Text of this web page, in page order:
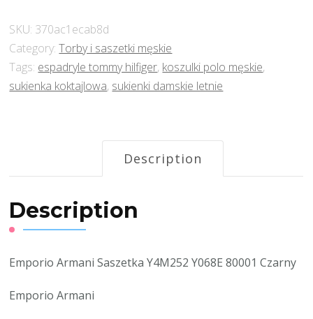
SKU: 370ac1ecab8d
Category:Torby i saszetki męskie
Tags: espadryle tommy hilfiger, koszulki polo męskie,
sukienka koktajlowa, sukienki damskie letnie
Description
Description
Emporio Armani Saszetka Y4M252 Y068E 80001 Czarny
Emporio Armani